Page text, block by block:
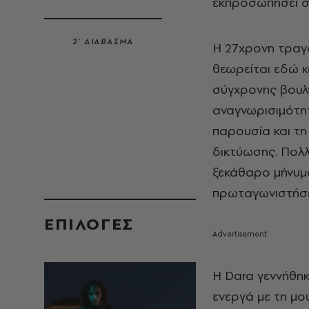
2’ ΔΙΑΒΑΣΜΑ
EΠΙΛΟΓΈΣ
Η 27χρονη
θεωρείται εδώ
σύγχρονης
παρουσία και
δικτύωσης.
ξεκάθαρο
Η Dara
ενεργά με τη